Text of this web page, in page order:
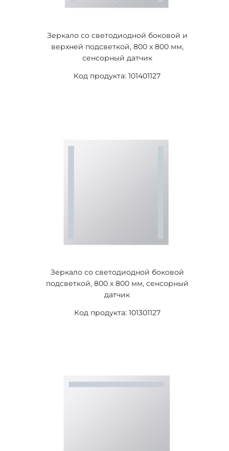
Зеркало со светодиодной боковой и
верхней подсветкой, 800 x 800 мм,
сенсорный датчик
Код продукта: 101401127
Зеркало со светодиодной боковой
подсветкой, 800 x 800 мм, сенсорный
датчик
Код продукта: 101301127